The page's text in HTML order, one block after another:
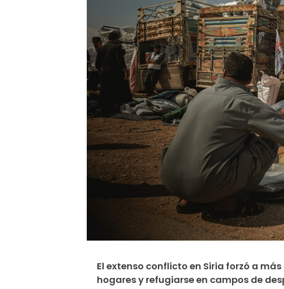
El extenso conflicto en Siria forzó a
hogares y refugiarse en campos de